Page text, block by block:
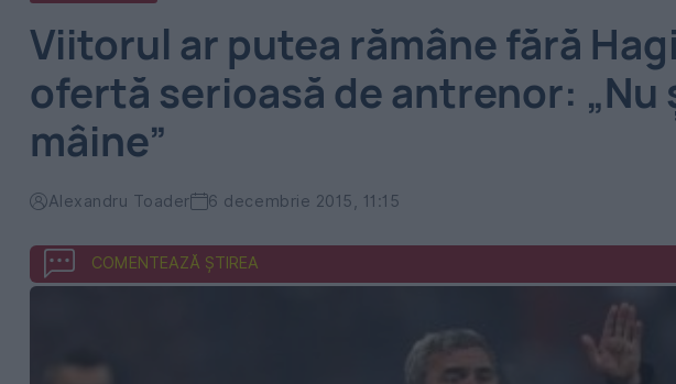
Viitorul ar putea rămâne fără
ofertă serioasă de antrenor: „Nu
mâine”
Alexandru Toader 6 decembrie 2015, 11:15
COMENTEAZĂ ȘTIREA